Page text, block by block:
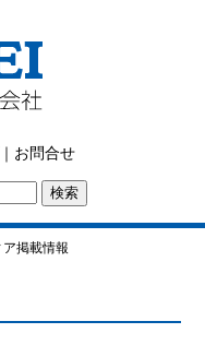
｜ お問合せ
掲載情報